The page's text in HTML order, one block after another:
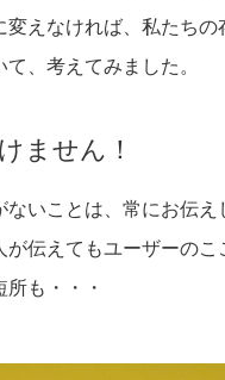
えなければ、私たち
、考えてみました。
ません！
いことは、常にお伝え
伝えてもユーザーのこ
も・・・